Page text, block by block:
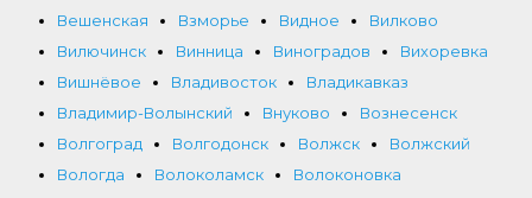
Вешенская
Взморье Видное
Вилково
Вилючинск
Винница Виноградов
Вихоревка
Вишнёвое
Владивосток
Владикавказ
Владимир-Волынский
Внуково
Вознесенск
Волгоград
Волгодонск Волжск
Волжский
Вологда
Волоколамск
Волоконовка